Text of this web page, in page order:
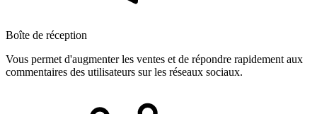
Boîte de réception
Vous permet d'augmenter les ventes et de répondre rapidement aux
commentaires des utilisateurs sur les réseaux sociaux.